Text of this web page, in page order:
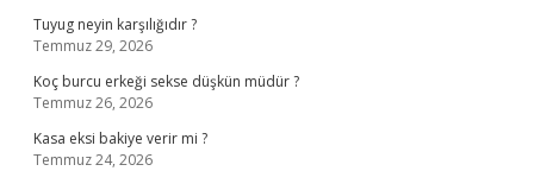
Tuyug neyin karşılığıdır ?
Temmuz 29, 2026
Koç burcu erkeği sekse düşkün müdür ?
Temmuz 26, 2026
Kasa eksi bakiye verir mi ?
Temmuz 24, 2026